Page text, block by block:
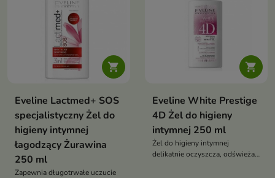

Eveline Lactmed+ SOS
specjalistyczny Żel do
higieny intymnej
łagodzący Żurawina
250 ml
Zapewnia długotrwałe uczucie

Eveline White Prestige
4D Żel do higieny
intymnej 250 ml
Żel do higieny intymnej
delikatnie oczyszcza, odświeża i